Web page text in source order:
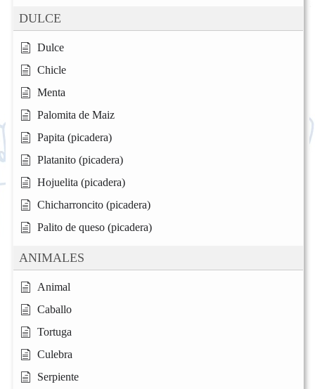
DULCE
Dulce
Chicle
Menta
Palomita de Maiz
Papita (picadera)
Platanito (picadera)
Hojuelita (picadera)
Chicharroncito (picadera)
Palito de queso (picadera)
ANIMALES
Animal
Caballo
Tortuga
Culebra
Serpiente